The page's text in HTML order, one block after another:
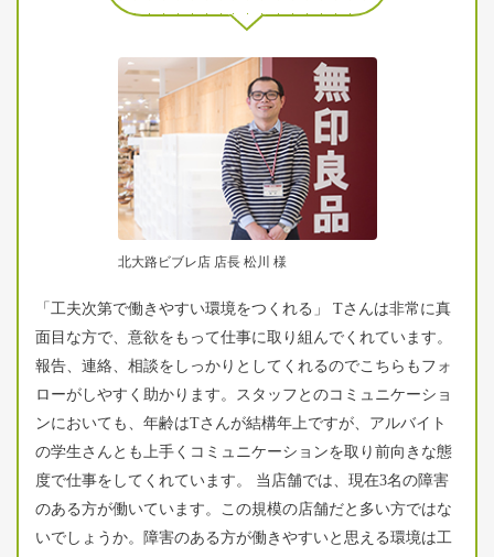
北大路ビブレ店 店長 松川 様
「工夫次第で働きやすい環境をつくれる」 Tさんは非常に真
面目な方で、意欲をもって仕事に取り組んでくれています。
報告、連絡、相談をしっかりとしてくれるのでこちらもフォ
ローがしやすく助かります。スタッフとのコミュニケーショ
ンにおいても、年齢はTさんが結構年上ですが、アルバイト
の学生さんとも上手くコミュニケーションを取り前向きな態
度で仕事をしてくれています。 当店舗では、現在3名の障害
のある方が働いています。この規模の店舗だと多い方ではな
いでしょうか。障害のある方が働きやすいと思える環境は工